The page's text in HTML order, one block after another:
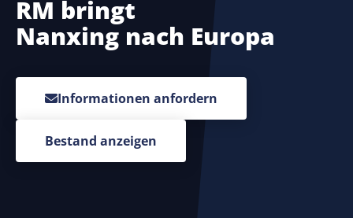
RM bringt
Nanxing nach Europa
Informationen anfordern
Bestand anzeigen